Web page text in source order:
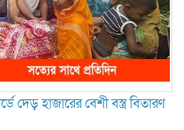
দেড় হাজারের বেশী বস্ত্র বিতারণ